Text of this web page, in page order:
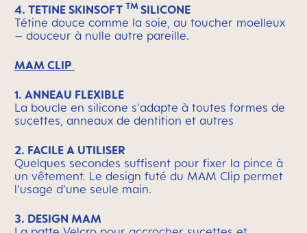
4. TETINE SKINSOFT TM SILICONE
Tétine douce comme la soie, au toucher moelleux
– douceur à nulle autre pareille.
MAM CLIP
1. ANNEAU FLEXIBLE
La boucle en silicone s'adapte à toutes formes de
sucettes, anneaux de dentition et autres
2. FACILE A UTILISER
Quelques secondes suffisent pour fixer la pince à
un vêtement. Le design futé du MAM Clip permet
l'usage d'une seule main.
3. DESIGN MAM